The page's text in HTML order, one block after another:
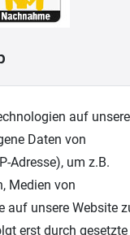
auf
Daten von
Adresse), um z.B.
Medien von
auf unsere Website
erst durch gesetzte